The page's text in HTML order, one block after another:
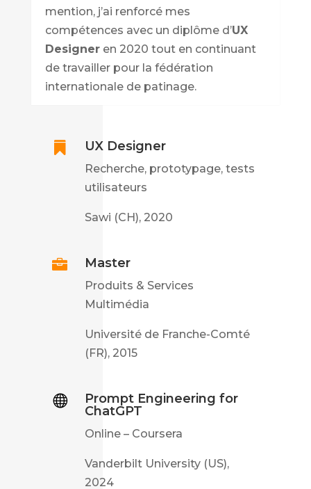
mention, j’ai renforcé mes
compétences avec un diplôme d’UX
Designeren 2020 tout en continuant
de travailler pour la fédération
internationale de patinage.
 UX Designer
Recherche, prototypage, tests
utilisateurs
Sawi (CH), 2020
 Master
Produits & Services
Multimédia
Université de Franche-Comté
(FR), 2015

Prompt Engineering for
ChatGPT
Online – Coursera
Vanderbilt University (US),
2024